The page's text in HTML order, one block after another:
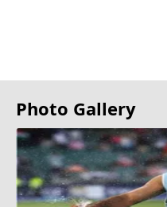
Photo Gallery